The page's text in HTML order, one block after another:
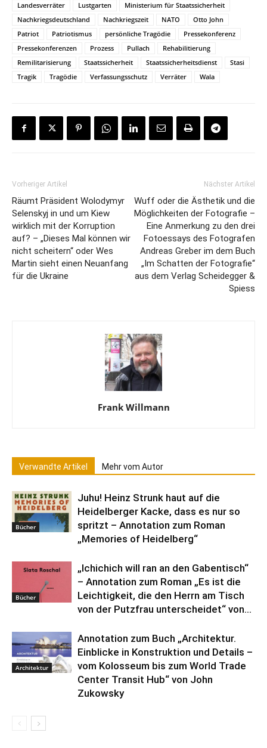
Landesverräter
Lustgarten
Ministerium für Staatssicherheit
Nachkriegsdeutschland
Nachkriegszeit NATO
Otto John
Patriot
Patriotismus persönliche Tragödie
Pressekonferenz
Pressekonferenzen
Prozess Pullach
Rehabilitierung
Remilitarisierung
Staatssicherheit Staatssicherheitsdienst
Stasi
Tragik
Tragödie Verfassungsschutz Verräter Wala
Vorheriger Artikel
Räumt Präsident Wolodymyr
Selenskyj in und um Kiew
wirklich mit der Korruption
auf? – „Dieses Mal können wir
nicht scheitern“ oder Wes
Martin sieht einen Neuanfang
für die Ukraine
Nächster Artikel
Wuff oder die Ästhetik und die
Möglichkeiten der Fotografie –
Eine Anmerkung zu den drei
Fotoessays des Fotografen
Andreas Greber im dem Buch
„Im Schatten der Fotografie“
aus dem Verlag Scheidegger &
Spiess
Frank Willmann
Verwandte Artikel Mehr vom Autor
Bücher
Juhu! Heinz Strunk haut auf die
Heidelberger Kacke, dass es nur so
spritzt – Annotation zum Roman
„Memories of Heidelberg“
Bücher
„Ichichich will ran an den Gabentisch“
– Annotation zum Roman „Es ist die
Leichtigkeit, die den Herrn am Tisch
von der Putzfrau unterscheidet“ von...
Architektur
Annotation zum Buch „Architektur.
Einblicke in Konstruktion und Details –
vom Kolosseum bis zum World Trade
Center Transit Hub“ von John
Zukowsky